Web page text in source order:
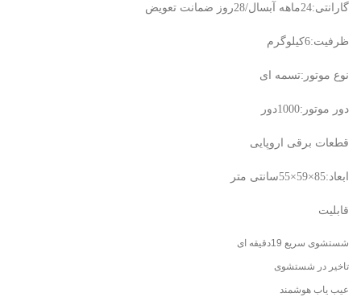
گارانتی:24ماهه آبسال/28روز ضمانت تعویض
ظرفیت:6کیلوگرم
نوع موتور:تسمه ای
دور موتور:1000دور
قطعات برقی اروپایی
ابعاد:85×59×55سانتی متر
قابلیت
شستشوی سریع 19دقیقه ای
تاخیر در شستشوی
عیب یاب هوشمند